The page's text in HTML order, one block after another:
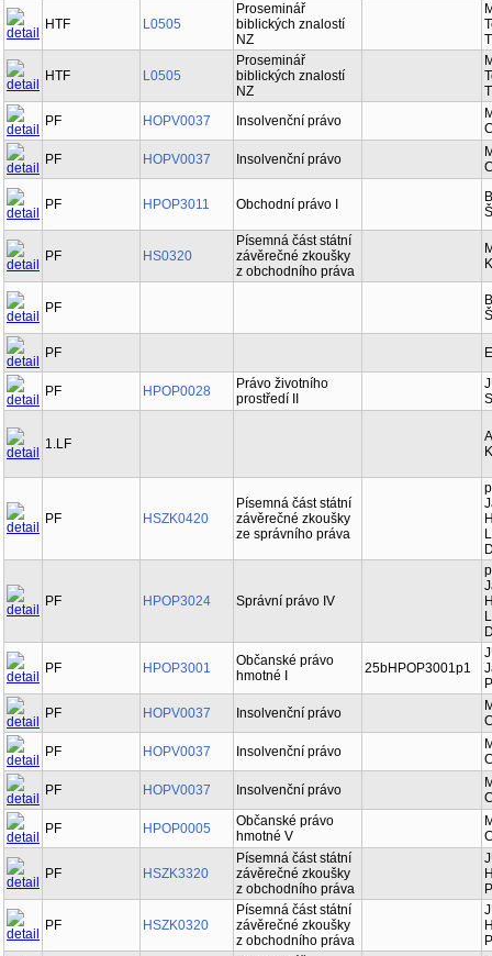
HTF L0505
Proseminář
biblických znalostí
NZ
HTF L0505
Proseminář
biblických znalostí
NZ
PF
HOPV0037 Insolvenční právo
PF
HOPV0037 Insolvenční právo
PF HPOP3011 Obchodní právo I
PF HS0320
Písemná část státní
závěrečné zkoušky
z obchodního práva
PF
PF
PF HPOP0028
Právo životního
prostředí II
1.LF
PF HSZK0420
Písemná část státní
závěrečné zkoušky
ze správního práva
PF HPOP3024 Správní právo IV
PF HPOP3001
Občanské právo
hmotné I
25bHPOP3001p1
PF
HOPV0037 Insolvenční právo
PF
HOPV0037 Insolvenční právo
PF
HOPV0037 Insolvenční právo
PF
HPOP0005
Občanské právo
hmotné V
PF HSZK3320
Písemná část státní
závěrečné zkoušky
z obchodního práva
PF HSZK0320
Písemná část státní
závěrečné zkoušky
z obchodního práva